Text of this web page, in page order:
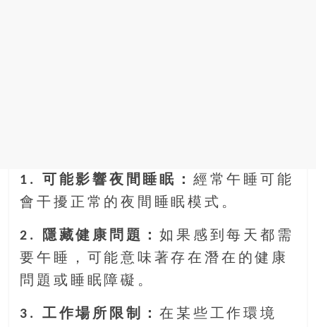
1. 可能影響夜間睡眠： 經常午睡可能
會干擾正常的夜間睡眠模式。
2. 隱藏健康問題：如果感到每天都需
要午睡，可能意味著存在潛在的健康
問題或睡眠障礙。
3. 工作場所限制：在某些工作環境